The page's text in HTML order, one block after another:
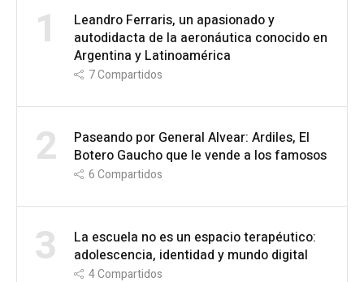
1
Leandro Ferraris, un apasionado y
autodidacta de la aeronáutica conocido en
Argentina y Latinoamérica
7Compartidos
2
Paseando por General Alvear: Ardiles, El
Botero Gaucho que le vende a los famosos
6Compartidos
3
La escuela no es un espacio terapéutico:
adolescencia, identidad y mundo digital
4Compartidos